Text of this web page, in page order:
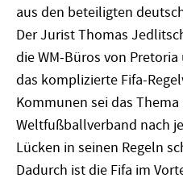
aus den beteiligten
Der Jurist Thomas
die WM-Büros von
das komplizierte Fifa-
Kommunen sei das
Weltfußballverband nach
Lücken in seinen Regeln
Dadurch ist die Fifa im